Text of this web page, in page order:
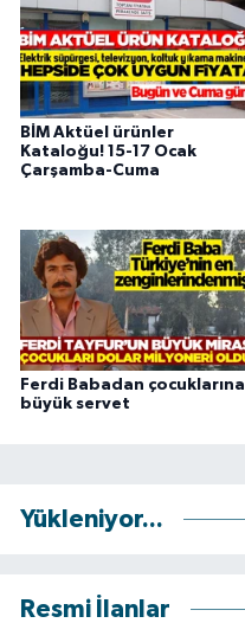
BİM Aktüel ürünler
Kataloğu! 15-17 Ocak
Çarşamba-Cuma
Ferdi Babadan çocuklarına
büyük servet
Yükleniyor...
Resmi İlanlar